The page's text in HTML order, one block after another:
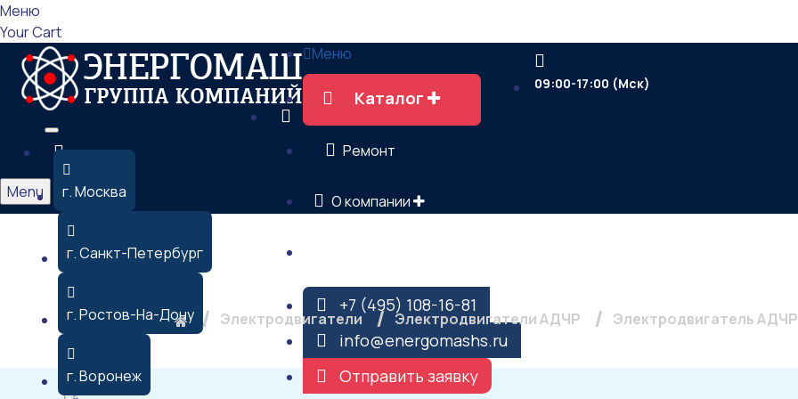
Меню
Your Cart
г. Москва
г. Санкт-Петербург
г. Ростов-На-Дону
г. Воронеж
Меню
Каталог
Ремонт
О компании
+7 (495) 108-16-81
info@energomashs.ru
Отправить заявку
09:00-17:00 (Мск)
Menu
Электродвигатель АДЧР 355 М4,
Электродвигатели Электродвигатели АДЧР Электродвигатель